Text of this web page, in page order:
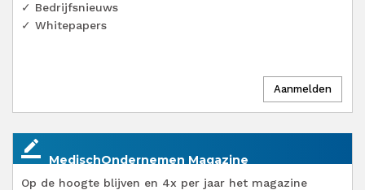
✓ Bedrijfsnieuws
✓ Whitepapers
border_color
MedischOndernemen Magazine
Op de hoogte blijven en 4x per jaar het magazine